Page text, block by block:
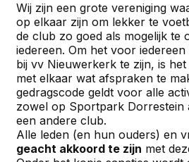
Wij zijn een grote vereniging
op elkaar zijn om lekker te
de club zo goed als mogelijk te
iedereen. Om het voor
bij vv Nieuwerkerk te zijn, is
met elkaar wat afspraken te
gedragscode geldt voor alle
zowel op Sportpark Dorrestein
een andere club.
Alle leden (en hun ouders) en
geacht akkoord te zijn met